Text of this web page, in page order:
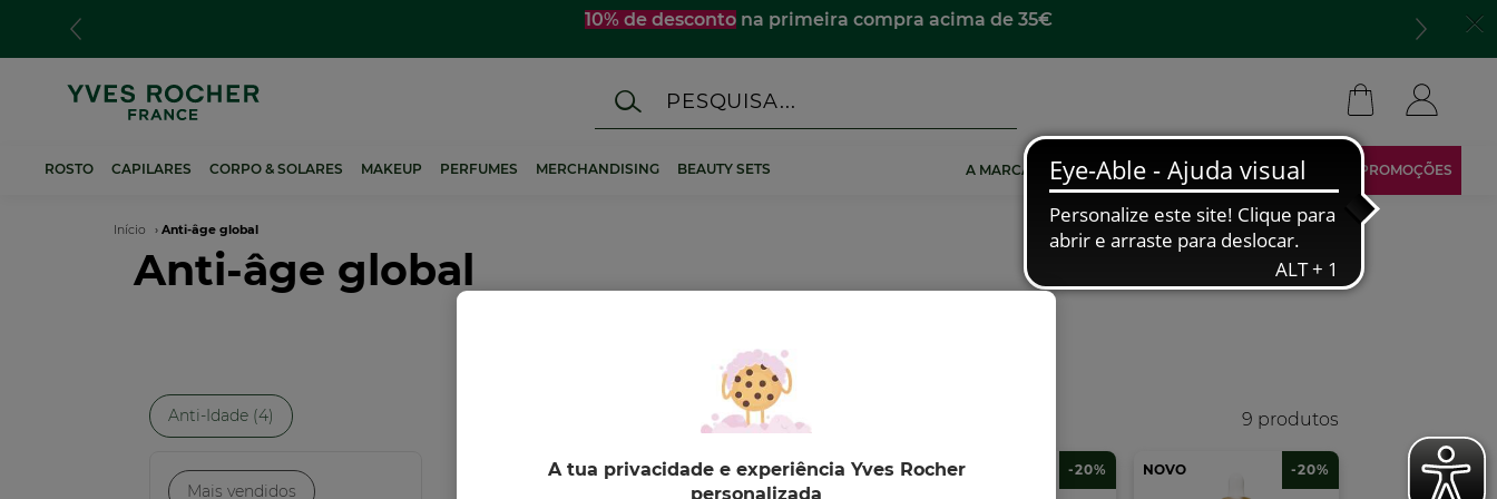
conteúdo
10% de desconto na primeira compra acima de 35€
ROSTO CAPILARES CORPO & SOLARES MAKEUP PERFUMES MERCHANDISING BEAUTY SETS A MARCA TORNA-TE AFILIADO ÁREA RESERVADA PROMOÇÕES
Navegação
estrutural
Início Anti-âge global
Anti-âge global
Mais vendidos
Anti-Idade (4) 9 produtos
-18% NOVO -20% NOVO -20% NOVO -20%
A tua privacidade e experiência Yves Rocher
personalizada